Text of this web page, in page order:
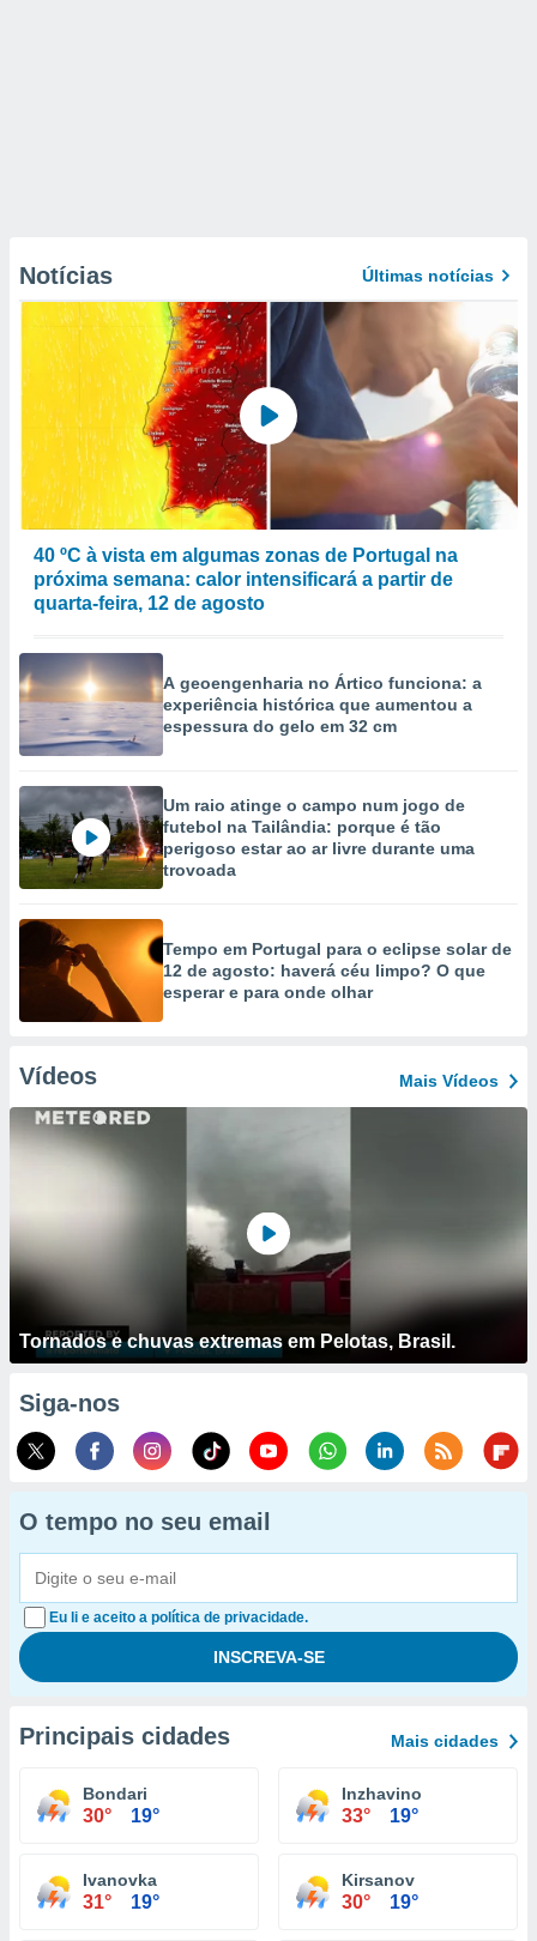
Notícias Últimas notícias
40 ºC à vista em algumas zonas de Portugal na
próxima semana: calor intensificará a partir de
quarta-feira, 12 de agosto
A geoengenharia no Ártico funciona: a
experiência histórica que aumentou a
espessura do gelo em 32 cm
Um raio atinge o campo num jogo de
futebol na Tailândia: porque é tão
perigoso estar ao ar livre durante uma
trovoada
Tempo em Portugal para o eclipse solar de
12 de agosto: haverá céu limpo? O que
esperar e para onde olhar
Vídeos Mais Vídeos
Tornados e chuvas extremas em Pelotas, Brasil.
Siga-nos
O tempo no seu email
Eu li e aceito a política de privacidade.
Principais cidades Mais cidades
Bondari
30° 19°
Inzhavino
33° 19°
Ivanovka
31° 19°
Kirsanov
30° 19°